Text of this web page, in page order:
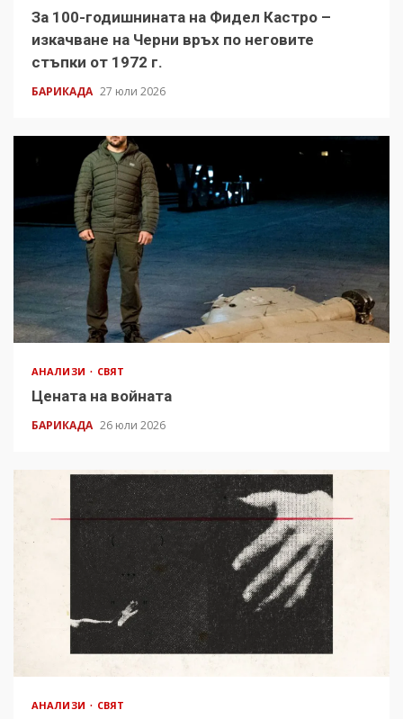
За 100-годишнината на Фидел Кастро –
изкачване на Черни връх по неговите
стъпки от 1972 г.
БАРИКАДА 27 юли 2026
АНАЛИЗИ СВЯТ
Цената на войната
БАРИКАДА 26 юли 2026
АНАЛИЗИ СВЯТ